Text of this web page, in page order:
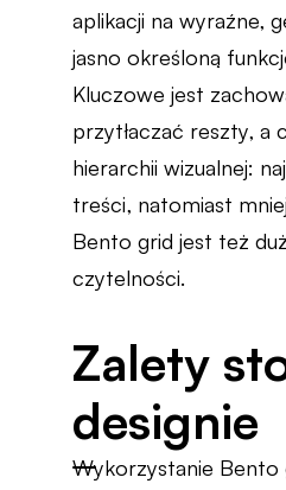
aplikacji na wyraźne,
jasno określoną
Kluczowe jest
przytłaczać reszty, a
hierarchii wizualnej:
treści, natomiast
Bento grid jest też
czytelności.
Zalety
designie
Wykorzystanie Bento